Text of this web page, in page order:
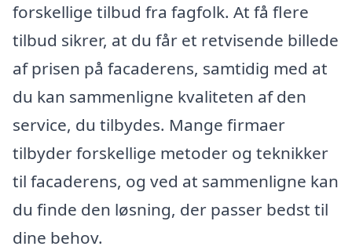
forskellige tilbud fra fagfolk. At få flere
tilbud sikrer, at du får et retvisende billede
af prisen på facaderens, samtidig med at
du kan sammenligne kvaliteten af den
service, du tilbydes. Mange firmaer
tilbyder forskellige metoder og teknikker
til facaderens, og ved at sammenligne kan
du finde den løsning, der passer bedst til
dine behov.